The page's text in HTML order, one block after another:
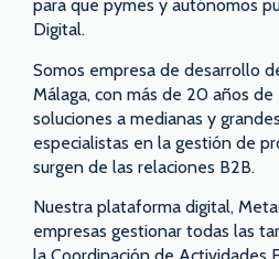
para que pymes y autónomos
Digital.
Somos empresa de desarrollo
Málaga, con más de 20 años
soluciones a medianas y
especialistas en la gestión de
surgen de las relaciones B2B.
Nuestra plataforma digital,
empresas gestionar todas las